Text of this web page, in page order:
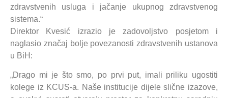
zdravstvenih usluga i jačanje ukupnog zdravstvenog
sistema.“
Direktor Kvesić izrazio je zadovoljstvo posjetom i
naglasio značaj bolje povezanosti zdravstvenih ustanova
u BiH:
„Drago mi je što smo, po prvi put, imali priliku ugostiti
kolege iz KCUS-a. Naše institucije dijele slične izazove,